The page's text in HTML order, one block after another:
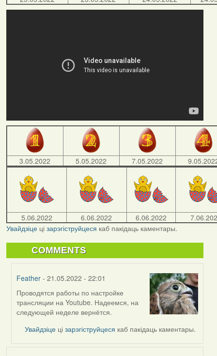
3.05.2022 5.05.2022 7.05.2022
5.06.2022 6.06.2022 6.06.2022
Увайдзіцеці зарэгіструйцеся каб пакідаць каментары.
COMMENTS
Feather - 21.05.2022 - 22:01
In
reply
to
Проводятся работы по настройке
трансляции на Youtube. Надеемся, на
следующей неделе вернётся.
Увайдзіце цізарэгіструйцеся каб пакідаць каментары.